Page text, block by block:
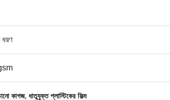
ধরণ
কাগজ, ধাতুযুক্ত প্লাস্টিকের ফিল্ম